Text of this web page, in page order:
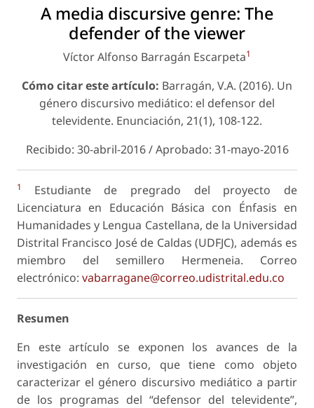
A media discursive genre: The
defender of the viewer
Víctor Alfonso Barragán Escarpeta1
Cómo citar este artículo: Barragán, V.A. (2016). Un
género discursivo mediático: el defensor del
televidente. Enunciación, 21(1), 108-122.
Recibido: 30-abril-2016 / Aprobado: 31-mayo-2016
1
Estudiante de pregrado del proyecto de
Licenciatura en Educación Básica con Énfasis en
Humanidades y Lengua Castellana, de la Universidad
Distrital Francisco José de Caldas (UDFJC), además es
miembro del semillero Hermeneia. Correo
electrónico: vabarragane@correo.udistrital.edu.co
Resumen
En este artículo se exponen los avances de la
investigación en curso, que tiene como objeto
caracterizar el género discursivo mediático a partir
de los programas del “defensor del televidente”,